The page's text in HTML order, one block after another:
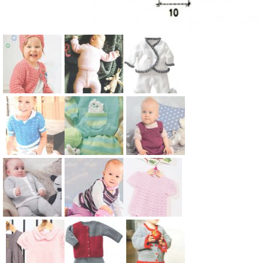
Схема:
детская
кофта
реглан и
шапочка
для детей
Схема:
комплект из
кофточки и
штанишек
младенца
для детей
Схема:
костюм для
малыша из
штанов и
жакета с
рюшами для
детей
Схема:
ажурные
брюки и
джемпер
для ребенка
для детей
полосатый
костюм из
кофты с
карманом и
штанишек
Схема:
сарафан на
широких
бретелях и
штанишки
для девочки
Схема:
комплект
Схема:
детская
Схема:
ажурная